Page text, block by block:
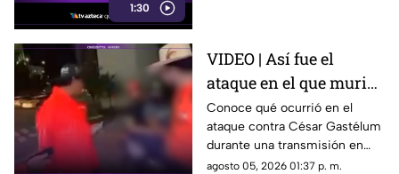
1:30
VIDEO | Así fue el
ataque en el que murió
el influencer César
Gastélum durante un
en vivo
Conoce qué ocurrió en el
ataque contra César Gastélum
durante una transmisión en
vivo y lo que se sabe del caso.
agosto 05, 2026 01:37 p. m.